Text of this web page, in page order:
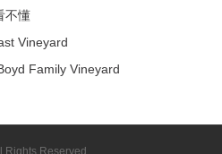
不懂
Vineyard
Family Vineyard
Rights Reserved